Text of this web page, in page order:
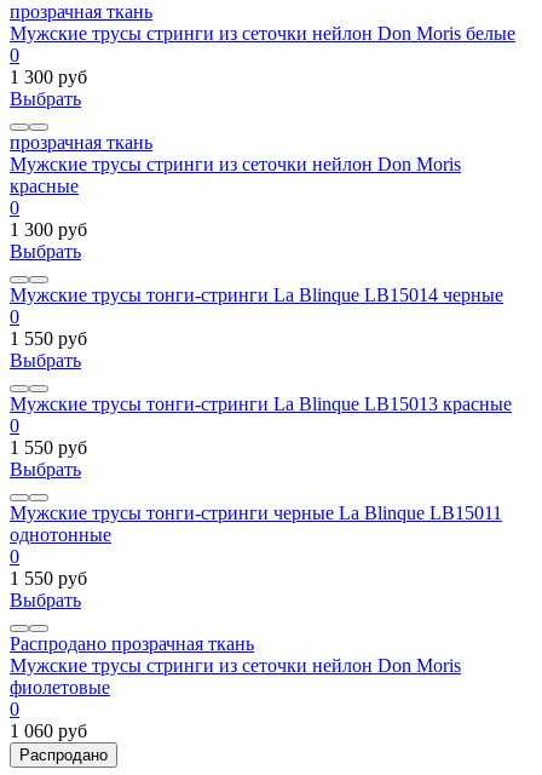
прозрачная ткань
Мужские трусы стринги из сеточки нейлон Don Moris белые
0
1 300 руб
Выбрать
прозрачная ткань
Мужские трусы стринги из сеточки нейлон Don Moris
красные
0
1 300 руб
Выбрать
Мужские трусы тонги-стринги La Blinque LB15014 черные
0
1 550 руб
Выбрать
Мужские трусы тонги-стринги La Blinque LB15013 красные
0
1 550 руб
Выбрать
Мужские трусы тонги-стринги черные La Blinque LB15011
однотонные
0
1 550 руб
Выбрать
Распродано прозрачная ткань
Мужские трусы стринги из сеточки нейлон Don Moris
фиолетовые
0
1 060 руб
Распродано